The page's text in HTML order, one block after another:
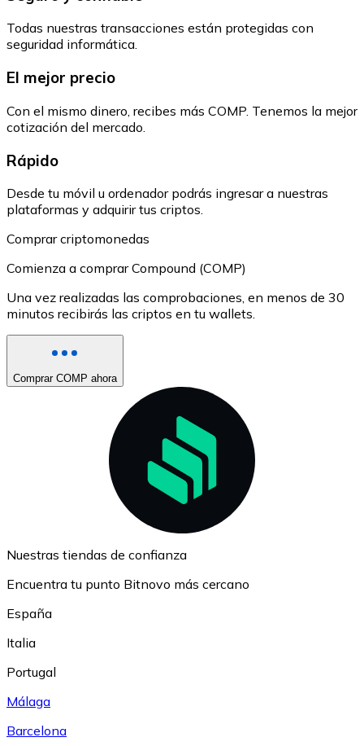
Todas nuestras transacciones están protegidas con
seguridad informática.
El mejor precio
Con el mismo dinero, recibes más COMP. Tenemos la mejor
cotización del mercado.
Rápido
Desde tu móvil u ordenador podrás ingresar a nuestras
plataformas y adquirir tus criptos.
Comprar criptomonedas
Comienza a comprar Compound (COMP)
Una vez realizadas las comprobaciones, en menos de 30
minutos recibirás las criptos en tu wallets.
Comprar COMP ahora
Nuestras tiendas de confianza
Encuentra tu punto Bitnovo más cercano
España
Italia
Portugal
Málaga
Barcelona